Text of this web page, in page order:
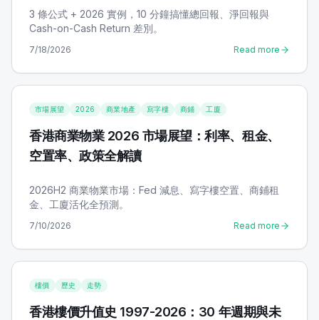
3 條公式 + 2026 實例，10 分鐘搞懂總回報、淨回報與
Cash-on-Cash Return 差別。
7/18/2026 Read more
市場展望 2026 商業地產 寫字樓 商鋪 工廈
香港商業物業 2026 市場展望：利率、租金、
空置率、政策全解讀
2026H2 商業物業市場：Fed 減息、寫字樓空置、商鋪租
金、工廈活化全預測。
7/10/2026 Read more
樓價 歷史 走勢
香港樓價升值史 1997-2026：30 年週期與未